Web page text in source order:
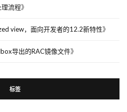
理流程》
view，面向开发者的12.2新特性》
导出的RAC镜像文件》
标签